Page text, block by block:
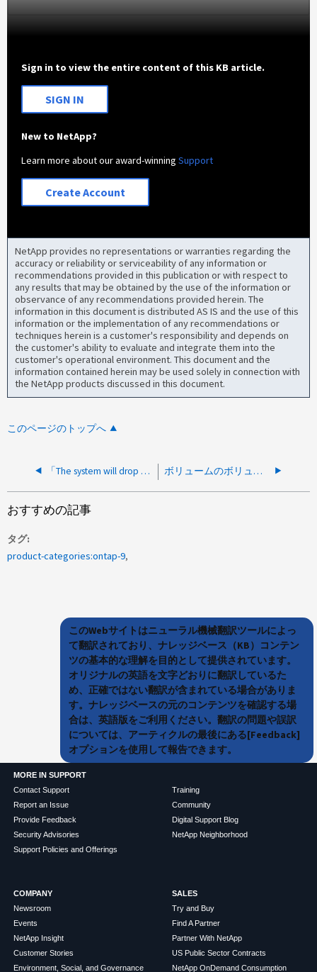
Sign in to view the entire content of this KB article.
SIGN IN
New to NetApp?
Learn more about our award-winningSupport
Create Account
NetApp provides no representations or warranties regarding the
accuracy or reliability or serviceability of any information or
recommendations provided in this publication or with respect to
any results that may be obtained by the use of the information or
observance of any recommendations provided herein. The
information in this document is distributed AS IS and the use of this
information or the implementation of any recommendations or
techniques herein is a customer's responsibility and depends on
the customer's ability to evaluate and integrate them into the
customer's operational environment. This document and the
information contained herein may be used solely in connection with
the NetApp products discussed in this document.
このページのトップへ
「The system will drop the message」という内容のAutoSupport を送信できません。 ボリュームのボリューム属性「autosize-mode」を「grow_shrink」に変更できません
おすすめの記事
タグ
product-categories:ontap-9
このWebサイトはニューラル機械翻訳ツールによっ
て翻訳されており、ナレッジベース（KB）コンテン
ツの基本的な理解を目的として提供されています。
オリジナルの英語を文字どおりに翻訳しているた
め、正確ではない翻訳が含まれている場合がありま
す。ナレッジベースの元のコンテンツを確認する場
合は、英語版をご利用ください。翻訳の問題や誤訳
については、アーティクルの最後にある[Feedback]
オプションを使用して報告できます。
MORE IN SUPPORT
Contact Support
Report an Issue
Provide Feedback
Security Advisories
Support Policies and Offerings
Training
Community
Digital Support Blog
NetApp Neighborhood
COMPANY
Newsroom
Events
NetApp Insight
Customer Stories
Environment, Social, and Governance
SALES
Try and Buy
Find A Partner
Partner With NetApp
US Public Sector Contracts
NetApp OnDemand Consumption